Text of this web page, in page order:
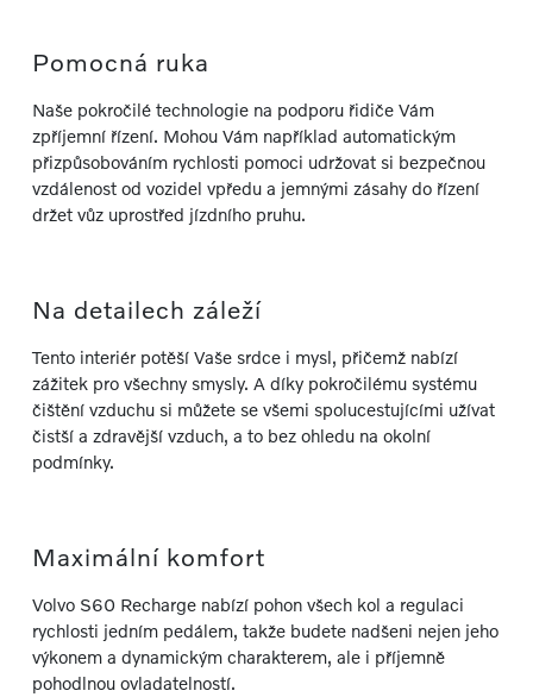
Pomocná ruka
Naše pokročilé technologie na podporu řidiče Vám
zpříjemní řízení. Mohou Vám například automatickým
přizpůsobováním rychlosti pomoci udržovat si bezpečnou
vzdálenost od vozidel vpředu a jemnými zásahy do řízení
držet vůz uprostřed jízdního pruhu.
Na detailech záleží
Tento interiér potěší Vaše srdce i mysl, přičemž nabízí
zážitek pro všechny smysly. A díky pokročilému systému
čištění vzduchu si můžete se všemi spolucestujícími užívat
čistší a zdravější vzduch, a to bez ohledu na okolní
podmínky.
Maximální komfort
Volvo S60 Recharge nabízí pohon všech kol a regulaci
rychlosti jedním pedálem, takže budete nadšeni nejen jeho
výkonem a dynamickým charakterem, ale i příjemně
pohodlnou ovladatelností.